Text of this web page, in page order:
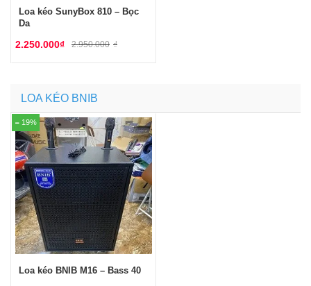
Loa kéo SunyBox 810 – Bọc
Da
2.950.000 ₫
2.250.000₫
LOA KÉO BNIB
19%
Loa kéo BNIB M16 – Bass 40